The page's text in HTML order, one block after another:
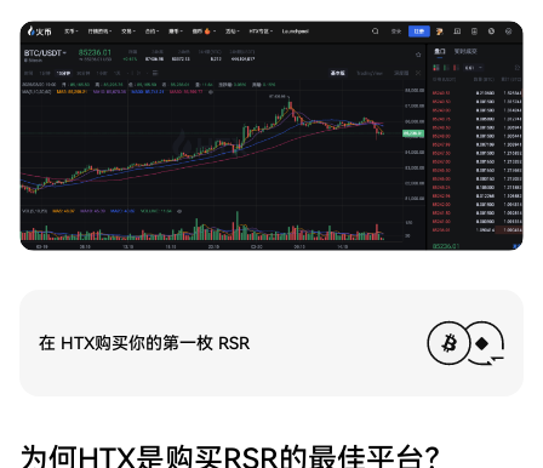
在 HTX购买你的第一枚 RSR
为何HTX是购买RSR的最佳平台？